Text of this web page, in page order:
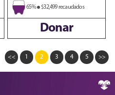
65%
$32,499 recaudados
Donar
<< 1 2 3 4 5 >>